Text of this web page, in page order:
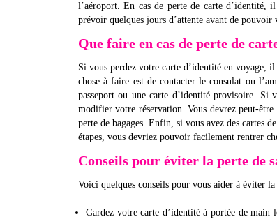
l’aéroport. En cas de perte de carte d’identité,
prévoir quelques jours d’attente avant de pouvoir
Que faire en cas de perte de
Si vous perdez votre carte d’identité en voyage,
chose à faire est de contacter le consulat ou
passeport ou une carte d’identité provisoire. Si
modifier votre réservation. Vous devrez peut-être
perte de bagages. Enfin, si vous avez des cartes
étapes, vous devriez pouvoir facilement rentrer
Conseils pour éviter la perte de
Voici quelques conseils pour vous aider à éviter
Gardez votre carte d’identité à portée de main